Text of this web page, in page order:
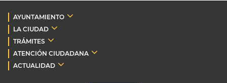
AYUNTAMIENTO
LA CIUDAD
TRÁMITES
ATENCIÓN CIUDADANA
ACTUALIDAD